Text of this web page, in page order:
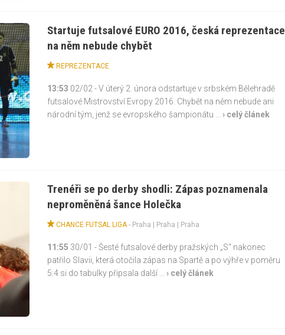
Startuje futsalové EURO 2016, česká reprezentace
na něm nebude chybět
REPREZENTACE
13:53 02/02 - V úterý 2. února odstartuje v srbském Bělehradě
futsalové Mistrovství Evropy 2016. Chybět na něm nebude ani
národní tým, jenž se evropského šampionátu ... › celý článek
Trenéři se po derby shodli: Zápas poznamenala
neproměněná šance Holečka
CHANCE FUTSAL LIGA - Praha | Praha | Praha
11:55 30/01 - Šesté futsalové derby pražských „S“ nakonec
patřilo Slavii, která otočila zápas na Spartě a po výhře v poměru
5:4 si do tabulky připsala další ... › celý článek